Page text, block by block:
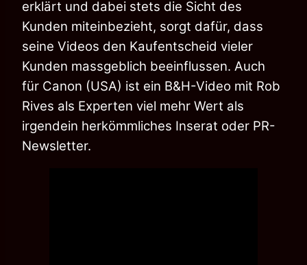
erklärt und dabei stets die Sicht des
Kunden miteinbezieht, sorgt dafür, dass
seine Videos den Kaufentscheid vieler
Kunden massgeblich beeinflussen. Auch
für Canon (USA) ist ein B&H-Video mit Rob
Rives als Experten viel mehr Wert als
irgendein herkömmliches Inserat oder PR-
Newsletter.